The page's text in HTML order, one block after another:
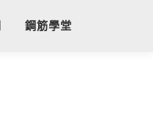
鋼筋學堂